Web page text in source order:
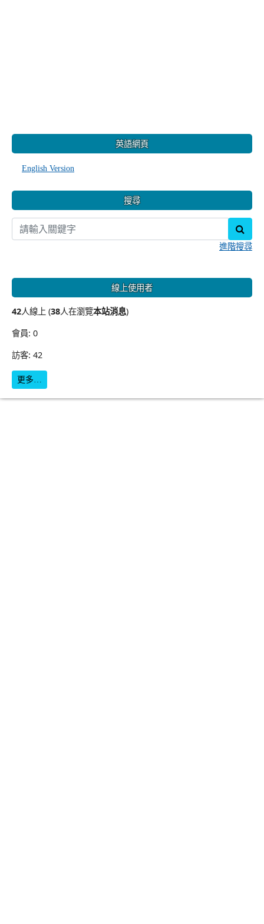
英語網頁
English Version
搜尋
進階搜尋
線上使用者
42人線上 (38人在瀏覽本站消息)
會員: 0
訪客: 42
更多…